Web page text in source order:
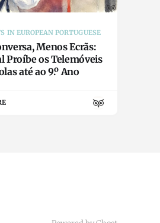
IN EUROPEAN PORTUGUESE
Menos Ecrãs:
Proíbe os Telemóveis
até ao 9.º Ano